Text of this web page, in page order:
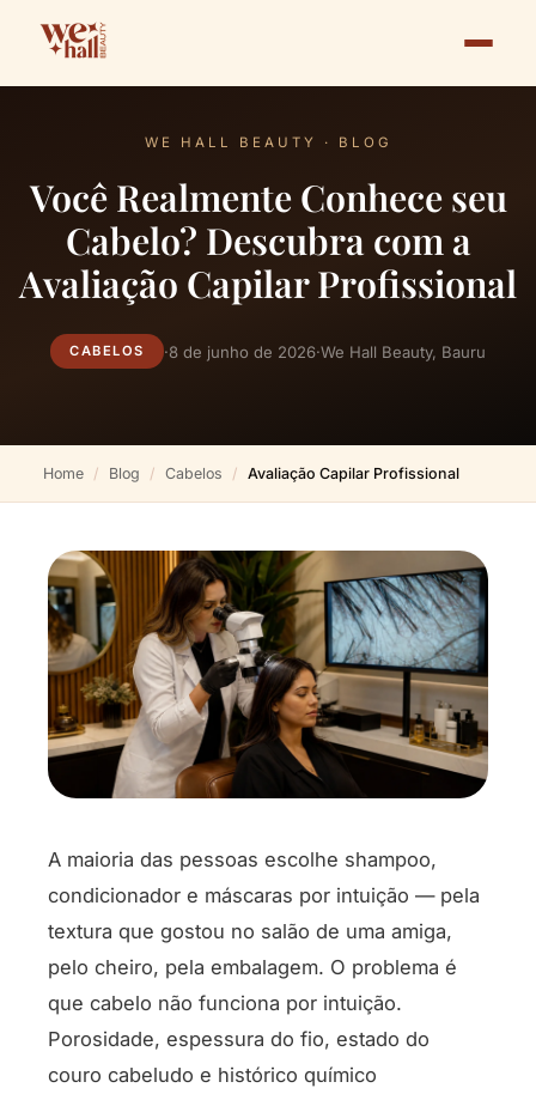
WE HALL BEAUTY · BLOG
Você Realmente Conhece seu
Cabelo? Descubra com a
Avaliação Capilar Profissional
CABELOS ·8 de junho de 2026·We Hall Beauty, Bauru
Home Blog Cabelos Avaliação Capilar Profissional
A maioria das pessoas escolhe shampoo,
condicionador e máscaras por intuição — pela
textura que gostou no salão de uma amiga,
pelo cheiro, pela embalagem. O problema é
que cabelo não funciona por intuição.
Porosidade, espessura do fio, estado do
couro cabeludo e histórico químico